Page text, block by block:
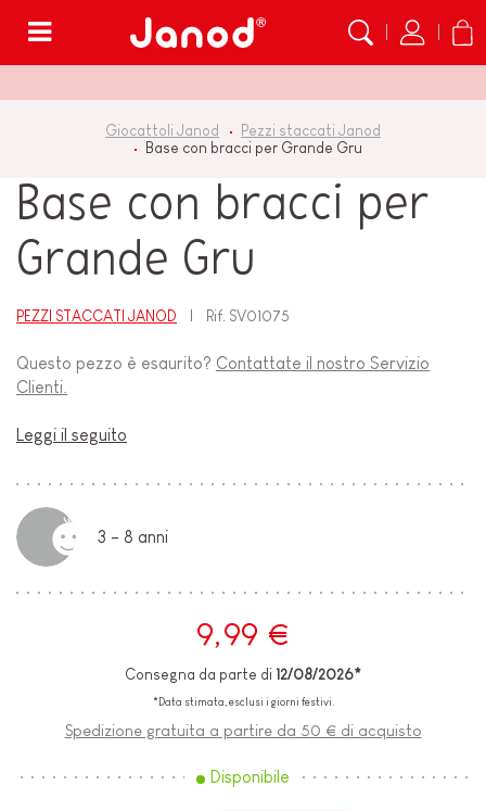
Giocattoli Janod
Pezzi staccati Janod
Base con bracci per Grande Gru
Base con bracci per
Grande Gru
PEZZI STACCATI JANOD Rif. SV01075
Questo pezzo è esaurito? Contattate il nostro Servizio
Clienti.
Leggi il seguito
3 - 8 anni
9,99 €
Consegna da parte di 12/08/2026*
*Data stimata, esclusi i giorni festivi.
Spedizione gratuita a partire da 50 € di acquisto
Disponibile